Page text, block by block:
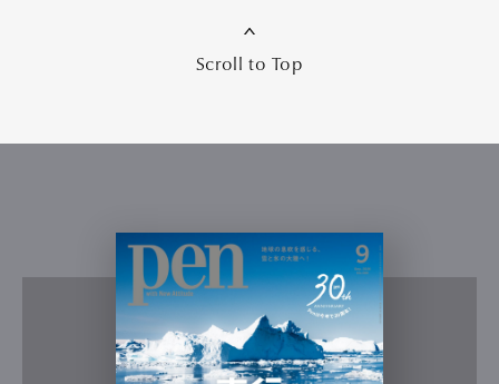
Scroll to Top